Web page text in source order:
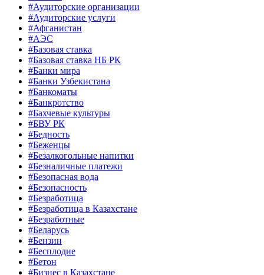
#Аудиторские организации
#Аудиторские услуги
#Афганистан
#АЭС
#Базовая ставка
#Базовая ставка НБ РК
#Банки мира
#Банки Узбекистана
#Банкоматы
#Банкротство
#Бахчевые культуры
#БВУ РК
#Бедность
#Беженцы
#Безалкогольные напитки
#Безналичные платежи
#Безопасная вода
#Безопасность
#Безработица
#Безработица в Казахстане
#Безработные
#Беларусь
#Бензин
#Бесплодие
#Бетон
#Бизнес в Казахстане